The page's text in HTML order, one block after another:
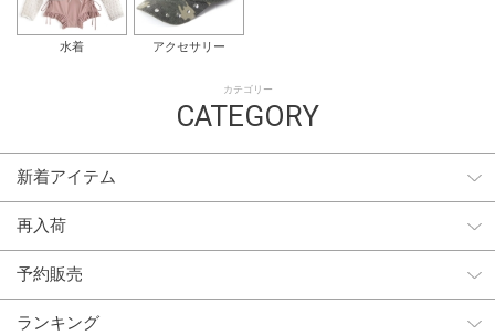
水着 アクセサリー
カテゴリー
CATEGORY
新着アイテム
再入荷
予約販売
ランキング